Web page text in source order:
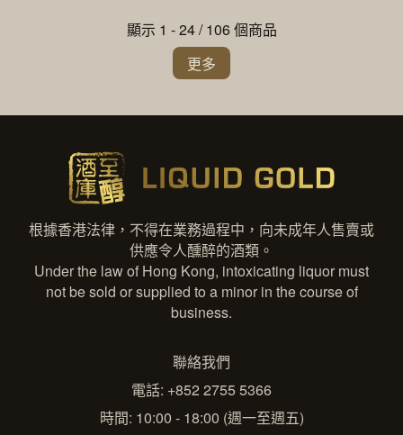
顯示 1 - 24 / 106 個商品
更多
根據香港法律，不得在業務過程中，向未成年人售賣或
供應令人醺醉的酒類。
Under the law of Hong Kong, intoxicating liquor must
not be sold or supplied to a minor in the course of
business.
聯絡我們
電話: +852 2755 5366
時間: 10:00 - 18:00 (週一至週五)